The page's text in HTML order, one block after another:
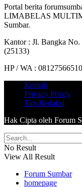
Portal berita
LIMABELAS
Sumbar.
Kantor : Jl. Bangka No.
(25133)
HP / WA :
Kontak
Privacy Policy
Tim Redaksi
Hak Cipta oleh Forum
No Result
View All Result
Forum Sumbar
homepage